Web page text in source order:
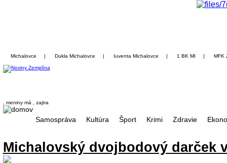
Michalovce | Dukla Michalovce | Iuventa Michalovce | 1 BK MI | MFK
, meniny má , zajtra
Samospráva Kultúra Šport Krimi Zdravie
Michalovský dvojbodový darček